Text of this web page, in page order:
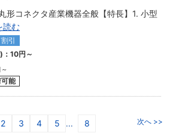
形コネクタ産業機器全般【特長】1. 小型
読む
引
10円 ～
能
2 3 4 5 ... 8 次へ >>